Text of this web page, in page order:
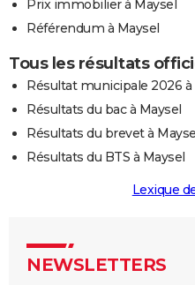
Prix immobilier à Maysel
Référendum à Maysel
Tous les résultats
Résultat municipale 2026 à
Résultats du bac à Maysel
Résultats du brevet à
Résultats du BTS à Maysel
Lexique
NEWSLETTERS